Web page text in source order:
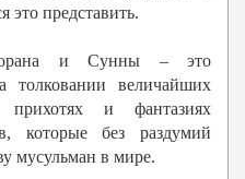
это представить.
и Сунны – это
толковании величайших
и фантазиях
которые без раздумий
мусульман в мире.